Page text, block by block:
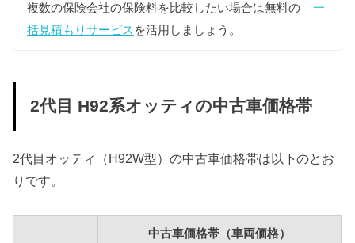
車検代行料金、一般消耗品の交換費用などを含め車
検費用を30,000円としています。
10,570円となります。
提条件として、基本情報で説明した想定実燃費をも
とに燃料代を算出しています。
燃料代
複数の保険会社の保険料を比較したい場合は無料の
一
括見積もりサービス を活用しましょう。
2代目 H92系オッティの中古車価格帯
2代目オッティ（H92W型）の中古車価格帯は以下のとお
りです。
中古車価格帯（車両価格）